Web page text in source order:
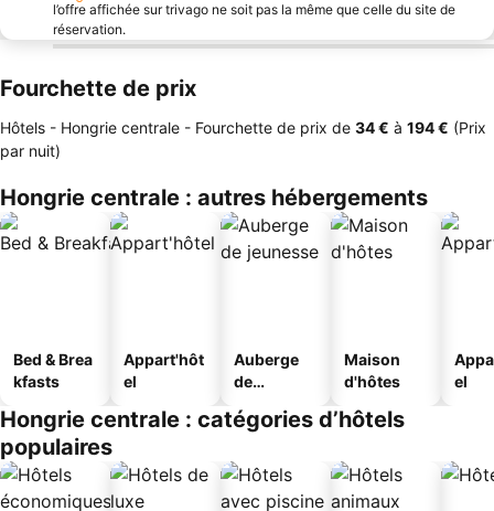
l’offre affichée sur trivago ne soit pas la même que celle du site de
réservation.
Fourchette de prix
Hôtels - Hongrie centrale - Fourchette de prix de ‎34 € à ‎194 € (Prix
par nuit)
Hongrie centrale : autres hébergements
Bed & Brea
kfasts
Appart'hôt
el
Auberge
de
Maison
d'hôtes
el
Hongrie centrale : catégories d’hôtels
populaires